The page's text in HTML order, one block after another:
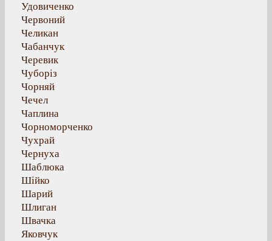
Удовиченко
Червоний
Челикан
Чабанчук
Черевик
Чуборіз
Чорняй
Чечел
Чаплина
Чорноморченко
Чухрай
Чернуха
Шаблюка
Шійко
Шарий
Шлиган
Швачка
Яковчук